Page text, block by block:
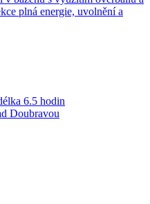
plná energie, uvolnění a
6.5 hodin
Doubravou